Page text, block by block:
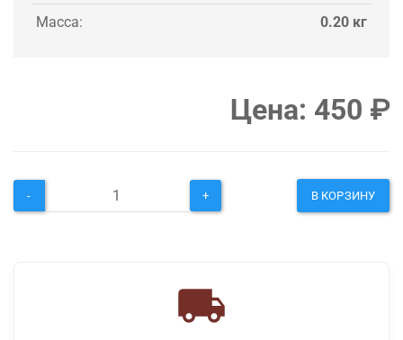
Масса: 0.20 кг
Цена: 450 ₽
- + В КОРЗИНУ